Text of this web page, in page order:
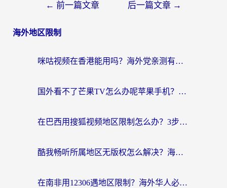
← 前一篇文章 后一篇文章 →
海外地区限制
咪咕视频在香港能用吗？海外党亲测有效的回国加速方案来了
国外看不了芒果TV怎么办呢苹果手机？海外党追剧游戏的全能解决方案
在巴西用搜狐视频地区限制怎么办？3步解决海外看国内剧的烦恼
酷我畅听所属地区无版权怎么解决？海外党必看的回国加速全攻略
在南非用12306遇地区限制？海外华人必看的回国加速全攻略（附B站芒果TV解锁技巧）